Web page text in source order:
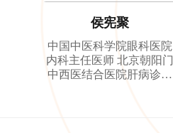
侯宪聚
中国中医科学院眼科医院
内科主任医师 北京朝阳门
中西医结合医院肝病诊疗